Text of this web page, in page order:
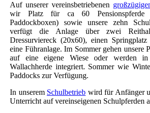
Auf unserer vereinsbetriebenen
wir Platz für ca 60
Paddockboxen) sowie unsere zehn
verfügt die Anlage über zwei
Dressurviereck (20x60), einen
eine Führanlage. Im Sommer gehen unsere
auf eine eigene Wiese oder werden
Wallachherde integriert. Sommer wie
Paddocks zur Verfügung.
In unserem Schulbetrieb wird für Anfänger
Unterricht auf vereinseigenen Schulpferden